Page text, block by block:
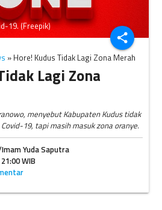
share
19. (Freepik)
» Hore! Kudus Tidak Lagi Zona Merah
Lagi Zona
menyebut Kabupaten Kudus tidak
19, tapi masih masuk zona oranye.
Yuda Saputra
WIB